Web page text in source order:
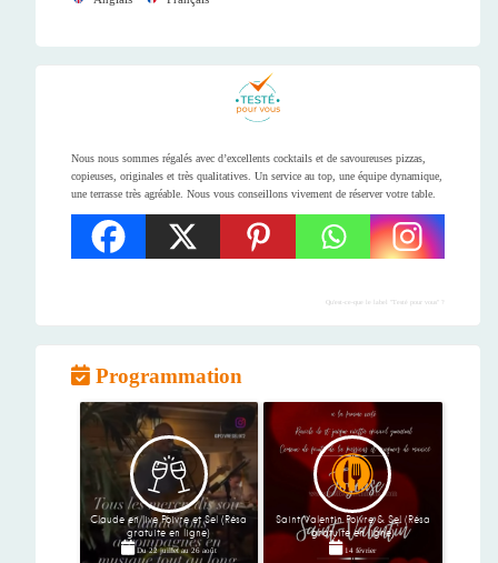
Nous nous sommes régalés avec d’excellents cocktails et de savoureuses pizzas,
copieuses, originales et très qualitatives. Un service au top, une équipe dynamique,
une terrasse très agréable. Nous vous conseillons vivement de réserver votre table.
Qu'est-ce-que le label "Testé pour vous" ?
Programmation
Claude en live Poivre et Sel (Résa
gratuite en ligne)
Du22 juilletau 26 août
Saint Valentin Poivre & Sel (Résa
gratuite en ligne)
14 février